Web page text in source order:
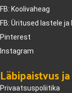
FB: Koolivaheag
FB: Üritused lastele
Pinterest
Instagram
Läbipaistvus
Privaatsuspoliitika